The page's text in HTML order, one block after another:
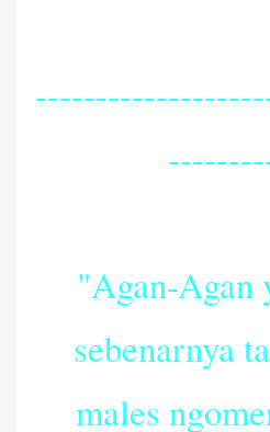
"Agan-Agan
sebenarnya
males